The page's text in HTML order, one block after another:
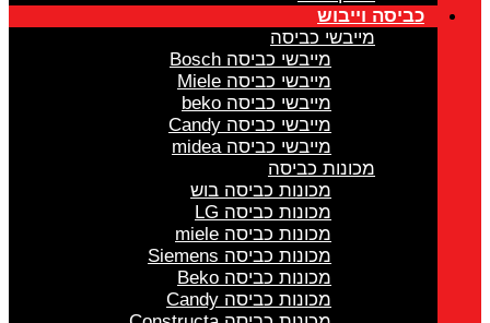
כביסה וייבוש
מייבשי כביסה
מייבשי כביסה Bosch
מייבשי כביסה Miele
מייבשי כביסה beko
מייבשי כביסה Candy
מייבשי כביסה midea
מכונות כביסה
מכונות כביסה בוש
מכונות כביסה LG
מכונות כביסה miele
מכונות כביסה Siemens
מכונות כביסה Beko
מכונות כביסה Candy